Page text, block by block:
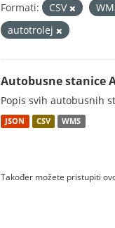
Formati: CSV
autotrolej
Autobusne stanice
Popis svih autobusnih
JSON CSV WMS
Također možete pristupiti